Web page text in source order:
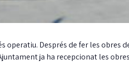
operatiu. Després de fer les obres
ja ha recepcionat les
més contundent del